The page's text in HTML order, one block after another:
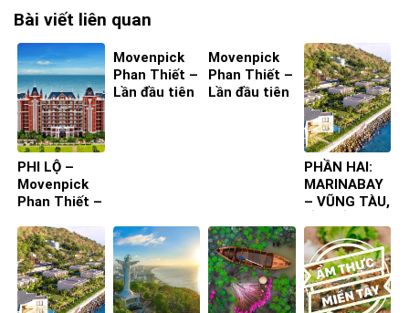
Bài viết liên quan
PHI LỘ –
Movenpick
Phan Thiết –
ta đến
Movenpick
Phan Thiết –
Lần đầu tiên
Movenpick
Phan Thiết –
Lần đầu tiên
PHẦN HAI:
MARINABAY
– VŨNG TÀU,
TIÊN TA ĐẾN